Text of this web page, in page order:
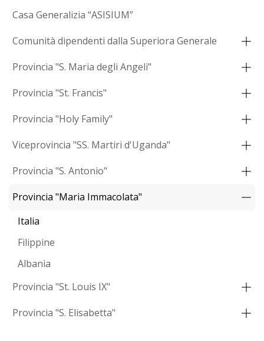
Casa Generalizia “ASISIUM”
Comunità dipendenti dalla Superiora Generale
Provincia "S. Maria degli Angeli"
Provincia "St. Francis"
Provincia "Holy Family"
Viceprovincia "SS. Martiri d'Uganda"
Provincia "S. Antonio"
Provincia "Maria Immacolata"
Italia
Filippine
Albania
Provincia "St. Louis IX"
Provincia "S. Elisabetta"